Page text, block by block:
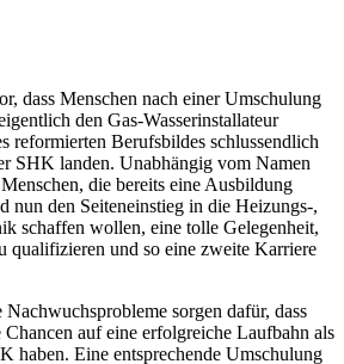
dass Menschen nach einer Umschulung
den Gas-Wasserinstallateur
reformierten Berufsbildes schlussendlich
SHK landen. Unabhängig vom Namen
die bereits eine Ausbildung
nun den Seiteneinstieg in die Heizungs-,
schaffen wollen, eine tolle Gelegenheit,
qualifizieren und so eine zweite Karriere
sorgen dafür, dass
auf eine erfolgreiche Laufbahn als
haben. Eine entsprechende Umschulung